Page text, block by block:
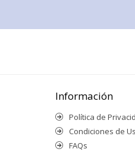
Información
Política de
Condiciones de
FAQs